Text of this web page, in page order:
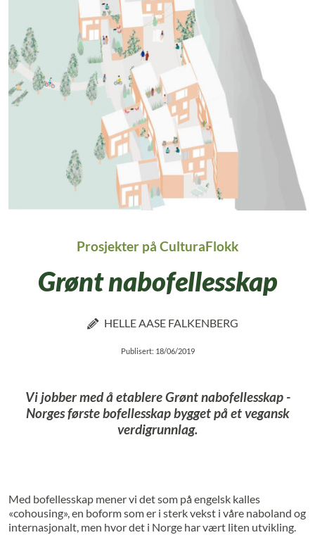
Prosjekter på CulturaFlokk
Grønt nabofellesskap
HELLE AASE FALKENBERG
Publisert: 18/06/2019
Vi jobber med å etablere Grønt nabofellesskap -
Norges første bofellesskap bygget på et vegansk
verdigrunnlag.
Med bofellesskap mener vi det som på engelsk kalles
«cohousing», en boform som er i sterk vekst i våre naboland og
internasjonalt, men hvor det i Norge har vært liten utvikling.